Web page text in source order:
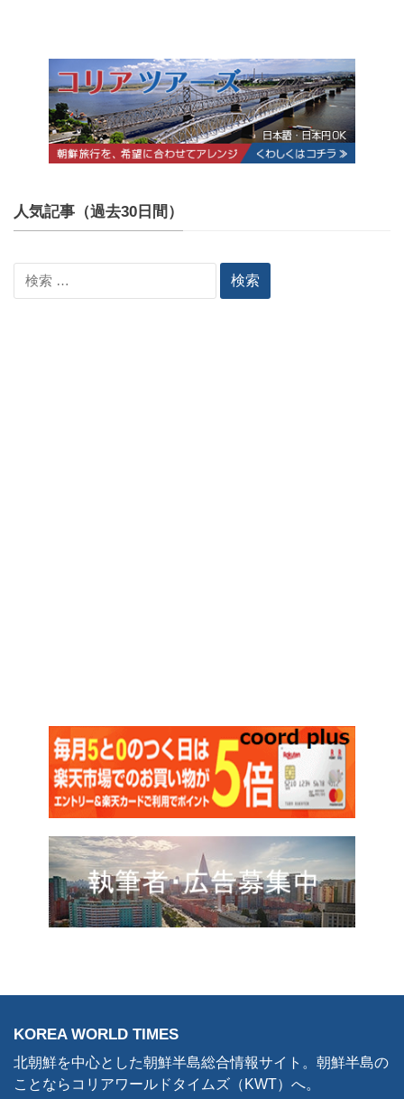
人気記事（過去30日間）
KOREA WORLD TIMES
北朝鮮を中心とした朝鮮半島総合情報サイト。朝鮮半島の
ことならコリアワールドタイムズ（KWT）へ。